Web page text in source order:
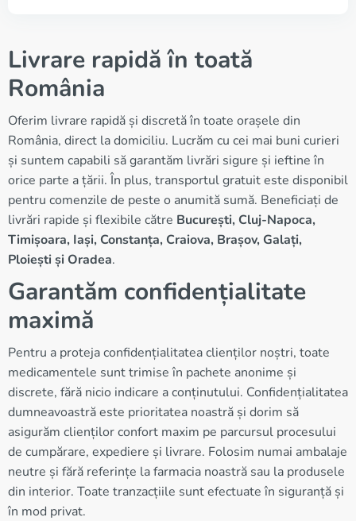
Livrare rapidă în toată
România
Oferim livrare rapidă și discretă în toate orașele din
România, direct la domiciliu. Lucrăm cu cei mai buni curieri
și suntem capabili să garantăm livrări sigure și ieftine în
orice parte a țării. În plus, transportul gratuit este disponibil
pentru comenzile de peste o anumită sumă. Beneficiați de
livrări rapide și flexibile către București, Cluj-Napoca,
Timișoara, Iași, Constanța, Craiova, Brașov, Galați,
Ploiești și Oradea.
Garantăm confidențialitate
maximă
Pentru a proteja confidențialitatea clienților noștri, toate
medicamentele sunt trimise în pachete anonime și
discrete, fără nicio indicare a conținutului. Confidențialitatea
dumneavoastră este prioritatea noastră și dorim să
asigurăm clienților confort maxim pe parcursul procesului
de cumpărare, expediere și livrare. Folosim numai ambalaje
neutre și fără referințe la farmacia noastră sau la produsele
din interior. Toate tranzacțiile sunt efectuate în siguranță și
în mod privat.